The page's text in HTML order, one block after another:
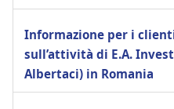
Informazione per i
sull’attività di E.A.
Albertaci) in Romania